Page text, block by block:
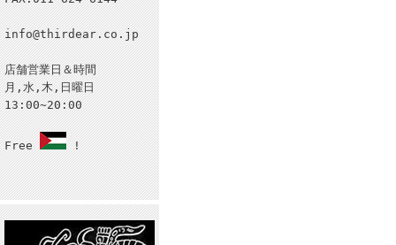
info@thirdear.co.jp
店舗営業日＆時間
月,水,木,日曜日
13:00~20:00
Free !